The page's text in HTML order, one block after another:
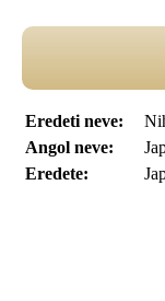
Eredeti neve:
Angol neve:
Eredete: